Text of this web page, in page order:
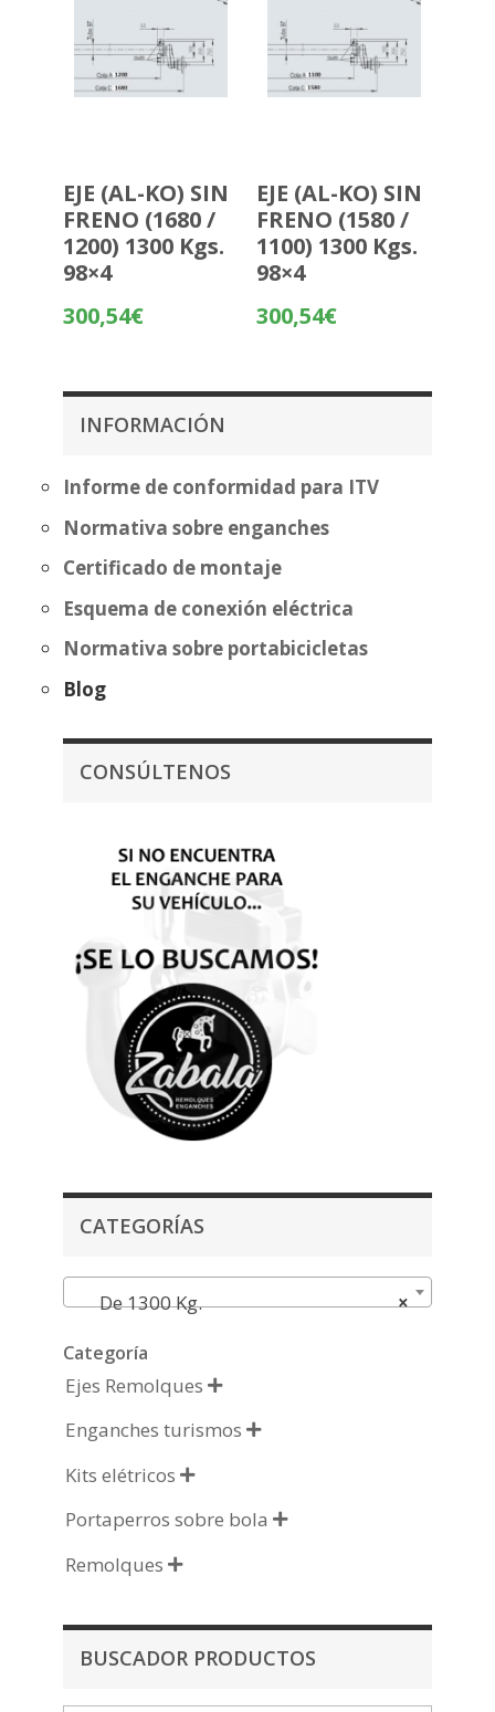
EJE (AL-KO) SIN
FRENO (1680 /
1200) 1300 Kgs.
98×4
300,54€
EJE (AL-KO) SIN
FRENO (1580 /
1100) 1300 Kgs.
98×4
300,54€
INFORMACIÓN
Informe de conformidad para ITV
Normativa sobre enganches
Certificado de montaje
Esquema de conexión eléctrica
Normativa sobre portabicicletas
Blog
CONSÚLTENOS
CATEGORÍAS
×
De 1300 Kg.
Categoría
Ejes Remolques 
Enganches turismos 
Kits elétricos 
Portaperros sobre bola 
Remolques 
BUSCADOR PRODUCTOS